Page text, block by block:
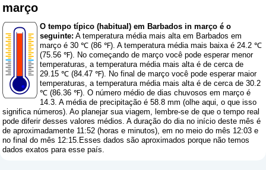
março
O tempo típico (habitual) em Barbados in março é o
seguinte: A temperatura média mais alta em Barbados em
março é 30 ℃ (86 ℉). A temperatura média mais baixa é 24.2 ℃
(75.56 ℉). No começando de março você pode esperar menor
temperaturas, a temperatura média mais alta é de cerca de
29.15 ℃ (84.47 ℉). No final de março você pode esperar maior
temperaturas, a temperatura média mais alta é de cerca de 30.2
℃ (86.36 ℉). O número médio de dias chuvosos em março é
14.3. A média de precipitação é 58.8 mm (olhe aqui, o que isso
significa números). Ao planejar sua viagem, lembre-se de que o tempo real
pode diferir desses valores médios. A duração do dia no início deste mês é
de aproximadamente 11:52 (horas e minutos), em no meio do mês 12:03 e
no final do mês 12:15.Esses dados são aproximados porque não temos
dados exatos para esse país.